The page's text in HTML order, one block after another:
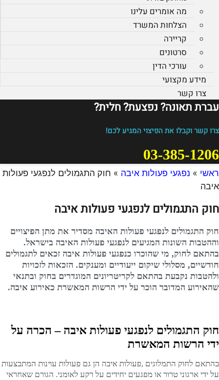
מה אומרים עלינו
הצלחות המשרד
קריירה
סרטונים
עורכי הדין
מידע מקצועי
צרו קשר
עברת תאונה? נפצעת? חלית?​
צרו קשר וקבלו את הפיצוי המגיע לכם!
03-385-1206
ראשי » נפגעי פעולות איבה » חוק התגמולים לנפגעי פעולות
איבה
חוק התגמולים לנפגעי פעולות איבה
חוק התגמולים לנפגעי פעולות האיבה מסדיר את מתן הפיצויים
וההטבות השונות המגיעים לנפגעי פעולות האיבה בישראל.
בהתאם לחוק, מי שהוכרו כנפגעי פעולות איבה זכאים לתגמולים
חודשיים, מסלולי שיקום ייעודיים ומענקים. הזכאות לזכויות
ולהטבות נקבעת בהתאם לקריטריונים המוגדרים בחוק ובתנאי
שהאירוע המדובר הוכר על ידי הרשות המאשרת כאירוע איבה.
חוק התגמולים לנפגעי פעולות איבה – הכרה על
ידי הרשות המאשרת
בהתאם לחוק התמלוגים ,פעולות איבה הן גם פעולות עוינות המתבצעות
על ידי ארגוני טרור או מפגעים יחידים על רקע לאומני. הגורם שאחראי